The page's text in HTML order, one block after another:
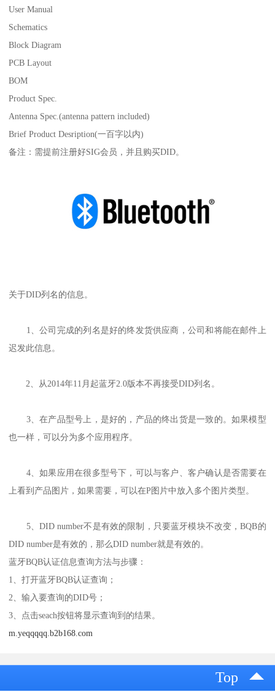
User Manual
Schematics
Block Diagram
PCB Layout
BOM
Product Spec.
Antenna Spec.(antenna pattern included)
Brief Product Desription(一百字以内)
备注：需提前注册好SIG会员，并且购买DID。
关于DID列名的信息。
1、公司完成的列名是好的终发货供应商，公司和将能在邮件上
迟发此信息。
2、从2014年11月起蓝牙2.0版本不再接受DID列名。
3、在产品型号上，是好的，产品的终出货是一致的。如果模型
也一样，可以分为多个应用程序。
4、如果应用在很多型号下，可以与客户、客户确认是否需要在
上看到产品图片，如果需要，可以在P图片中放入多个图片类型。
5、DID number不是有效的限制，只要蓝牙模块不改变，BQB的
DID number是有效的，那么DID number就是有效的。
蓝牙BQB认证信息查询方法与步骤：
1、打开蓝牙BQB认证查询；
2、输入要查询的DID号；
3、点击seach按钮将显示查询到的结果。
m.yeqqqqq.b2b168.com
Top